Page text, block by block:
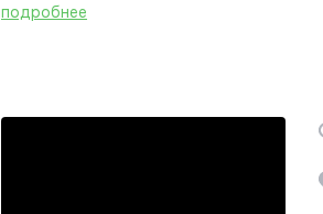
100 точек по KZ • Авторские
подробнее